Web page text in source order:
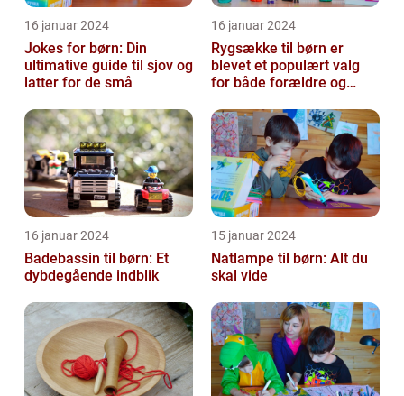
16 januar 2024
Jokes for børn: Din
ultimative guide til sjov og
latter for de små
16 januar 2024
Rygsække til børn er
blevet et populært valg
for både forældre og
transport...
16 januar 2024
Badebassin til børn: Et
dybdegående indblik
15 januar 2024
Natlampe til børn: Alt du
skal vide